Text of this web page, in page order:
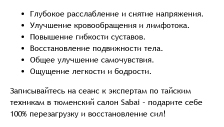
Глубокое расслабление и снятие напряжения.
Улучшение кровообращения и лимфотока.
Повышение гибкости суставов.
Восстановление подвижности тела.
Общее улучшение самочувствия.
Ощущение легкости и бодрости.
Записывайтесь на сеанс к экспертам по тайским
техникам в тюменский салон Sabai – подарите себе
100% перезагрузку и восстановление сил!